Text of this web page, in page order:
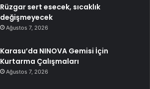
Rüzgar sert esecek, sıcaklık
değişmeyecek
Ağustos 7, 2026
Karasu’da NINOVA Gemisi İçin
Kurtarma Çalışmaları
Ağustos 7, 2026